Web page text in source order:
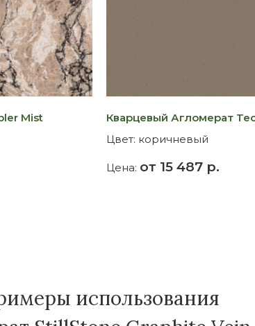
Mist
Кварцевый Агломерат
Цвет: коричневый
Цена: от 15 487 р.
использования